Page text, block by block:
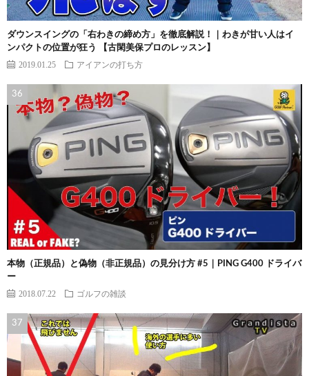
ダウンスイングの「右わきの締め方」を徹底解説！｜わきが甘い人はイ
ンパクトの位置が狂う 【古閑美保プロのレッスン】
2019.01.25 アイアンの打ち方
本物（正規品）と偽物（非正規品）の見分け方 #5｜PING G400 ドライバ
ー
2018.07.22 ゴルフの雑談